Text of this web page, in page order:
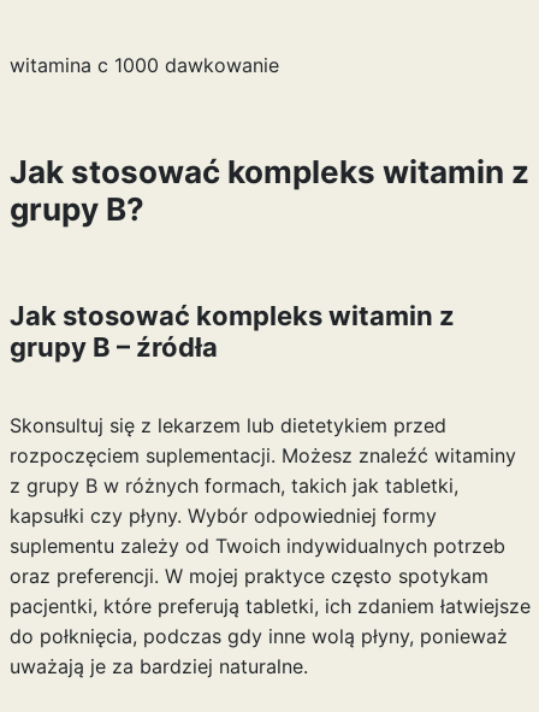
witamina c 1000 dawkowanie
Jak stosować kompleks witamin z
grupy B?
Jak stosować kompleks witamin z
grupy B – źródła
Skonsultuj się z lekarzem lub dietetykiem przed
rozpoczęciem suplementacji. Możesz znaleźć witaminy
z grupy B w różnych formach, takich jak tabletki,
kapsułki czy płyny. Wybór odpowiedniej formy
suplementu zależy od Twoich indywidualnych potrzeb
oraz preferencji. W mojej praktyce często spotykam
pacjentki, które preferują tabletki, ich zdaniem łatwiejsze
do połknięcia, podczas gdy inne wolą płyny, ponieważ
uważają je za bardziej naturalne.